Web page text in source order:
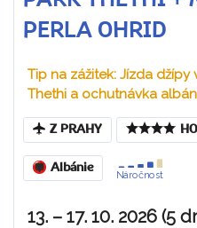
PERLA OHRID
Tip na zážitek: Jízda
Thethi a ochutnávka
Z PRAHY
Albánie
Náročnost
13. – 17. 10. 2026 (5